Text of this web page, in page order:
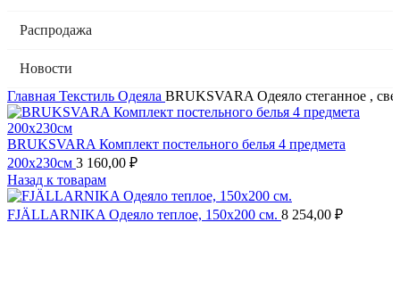
Распродажа
Новости
Главная Текстиль Одеяла BRUKSVARA Одеяло стеганное ,
BRUKSVARA Комплект постельного белья 4 предмета
200х230см 3 160,00 ₽
Назад к товарам
FJÄLLARNIKA Одеяло теплое, 150х200 см. 8 254,00 ₽